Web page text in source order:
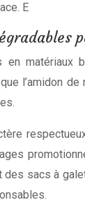
E
matériaux
l’amidon
des sacs à